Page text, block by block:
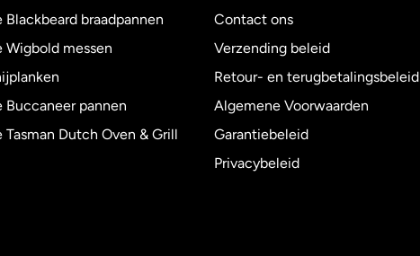
Blackbeard braadpannen
Wigbold messen
Buccaneer pannen
Tasman Dutch Oven & Grill
Contact ons
Verzending beleid
Retour- en terugbetalingsbeleid
Algemene Voorwaarden
Garantiebeleid
Privacybeleid